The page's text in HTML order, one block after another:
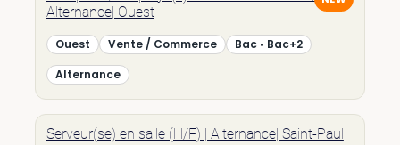
Alternance| Ouest
Ouest Vente / Commerce
Bac • Bac+2
Alternance
Serveur(se) en salle (H/F) | Alternance| Saint-Paul